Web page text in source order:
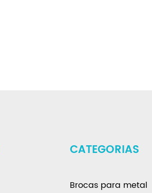
CATEGORIAS
Brocas para metal